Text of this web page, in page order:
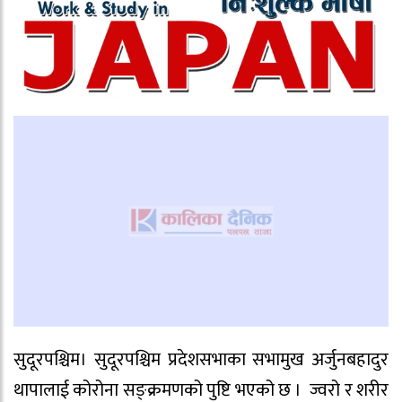
सुदूरपश्चिम। सुदूरपश्चिम प्रदेशसभाका सभामुख अर्जुनबहादुर
थापालाई कोरोना सङ्क्रमणको पुष्टि भएको छ । ज्वरो र शरीर